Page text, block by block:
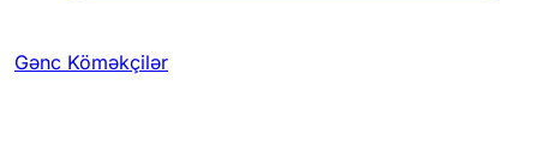
Gənc Köməkçilər